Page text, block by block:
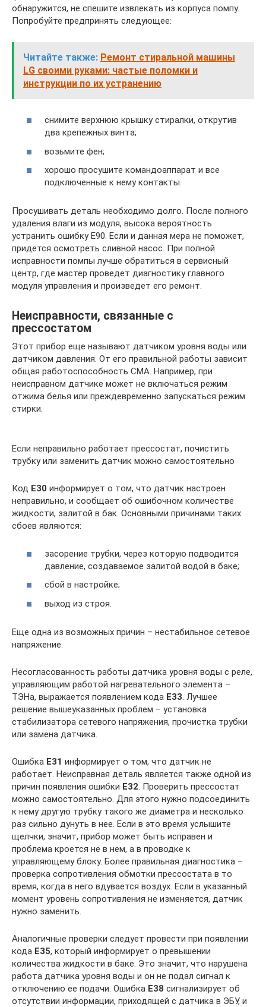
обнаружится, не спешите извлекать из корпуса помпу.
Попробуйте предпринять следующее:
Читайте также: Ремонт стиральной машины
LG своими руками: частые поломки и
инструкции по их устранению
снимите верхнюю крышку стиралки, открутив
два крепежных винта;
возьмите фен;
хорошо просушите командоаппарат и все
подключенные к нему контакты.
Просушивать деталь необходимо долго. После полного
удаления влаги из модуля, высока вероятность
устранить ошибку E90. Если и данная мера не поможет,
придется осмотреть сливной насос. При полной
исправности помпы лучше обратиться в сервисный
центр, где мастер проведет диагностику главного
модуля управления и произведет его ремонт.
Неисправности, связанные с
прессостатом
Этот прибор еще называют датчиком уровня воды или
датчиком давления. От его правильной работы зависит
общая работоспособность СМА. Например, при
неисправном датчике может не включаться режим
отжима белья или преждевременно запускаться режим
стирки.
Если неправильно работает прессостат, почистить
трубку или заменить датчик можно самостоятельно
Код E30 информирует о том, что датчик настроен
неправильно, и сообщает об ошибочном количестве
жидкости, залитой в бак. Основными причинами таких
сбоев являются:
засорение трубки, через которую подводится
давление, создаваемое залитой водой в баке;
сбой в настройке;
выход из строя.
Еще одна из возможных причин – нестабильное сетевое
напряжение.
Несогласованность работы датчика уровня воды с реле,
управляющим работой нагревательного элемента –
ТЭНа, выражается появлением кода E33 . Лучшее
решение вышеуказанных проблем – установка
стабилизатора сетевого напряжения, прочистка трубки
или замена датчика.
Ошибка E31 информирует о том, что датчик не
работает. Неисправная деталь является также одной из
причин появления ошибки E32 . Проверить прессостат
можно самостоятельно. Для этого нужно подсоединить
к нему другую трубку такого же диаметра и несколько
раз сильно дунуть в нее. Если в это время услышите
щелчки, значит, прибор может быть исправен и
проблема кроется не в нем, а в проводке к
управляющему блоку. Более правильная диагностика –
проверка сопротивления обмотки прессостата в то
время, когда в него вдувается воздух. Если в указанный
момент уровень сопротивления не изменяется, датчик
нужно заменить.
Аналогичные проверки следует провести при появлении
кода E35, который информирует о превышении
количества жидкости в баке. Это значит, что нарушена
работа датчика уровня воды и он не подал сигнал к
отключению ее подачи. Ошибка E38 сигнализирует об
отсутствии информации, приходящей с датчика в ЭБУ, и